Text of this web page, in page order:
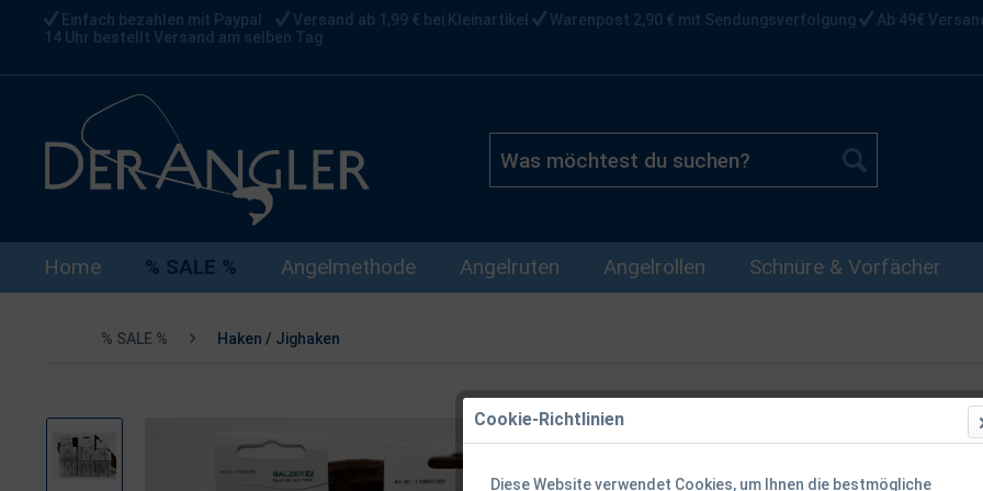
Einfach bezahlen mit Paypal Versand ab 1,99 € bei Kleinartikel Warenpost 2,90 € mit Sendungsverfolgung Ab 49€
14 Uhr bestellt Versand am selben Tag
Home % SALE % Angelmethode Angelruten Angelrollen Schnüre & Vorfächer
% SALE % Haken / Jighaken
Balzer
8 1/0 2/0
Cookie-Richtlinien
Diese Website verwendet Cookies, um Ihnen die bestmögliche